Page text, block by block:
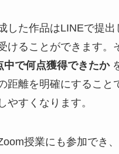
した作品はLINEで提出
けることができます。
中で何点獲得できたか
距離を明確にすること
やすくなります。
授業にも参加でき